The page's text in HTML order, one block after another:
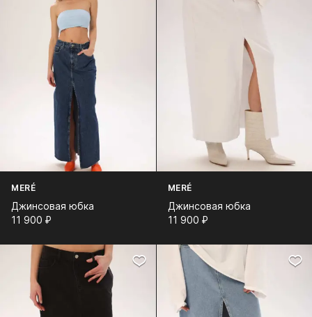
MERÉ
Джинсовая юбка
11 900⁠ ⁠₽
MERÉ
Джинсовая юбка
11 900⁠ ⁠₽